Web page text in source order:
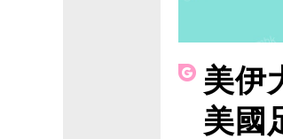
美伊
美國